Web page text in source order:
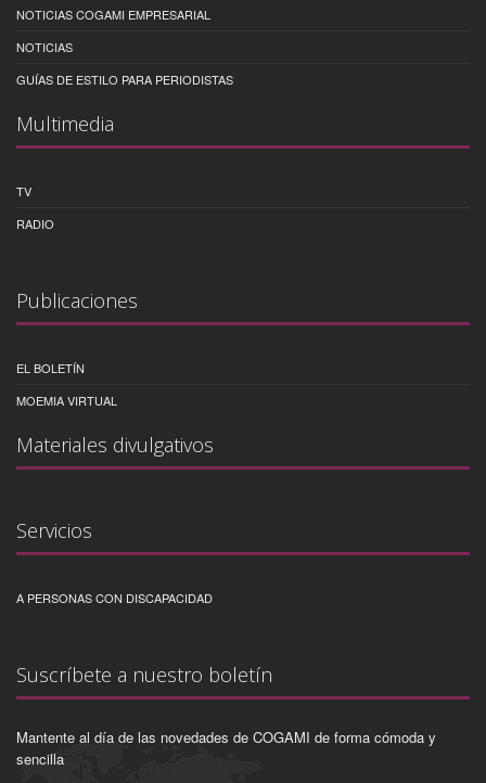
NOTICIAS COGAMI EMPRESARIAL
NOTICIAS
GUÍAS DE ESTILO PARA PERIODISTAS
Multimedia
TV
RADIO
Publicaciones
EL BOLETÍN
MOEMIA VIRTUAL
Materiales divulgativos
Servicios
A PERSONAS CON DISCAPACIDAD
Suscríbete a nuestro boletín
Mantente al día de las novedades de COGAMI de forma cómoda y
sencilla